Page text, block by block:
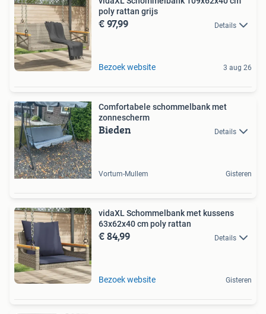
poly rattan grijs
€ 97,99 Details
Bezoek website 3 aug 26
Comfortabele schommelbank met
zonnescherm
Bieden Details
Vortum-Mullem Gisteren
vidaXL Schommelbank met kussens
63x62x40 cm poly rattan
€ 84,99 Details
Bezoek website Gisteren